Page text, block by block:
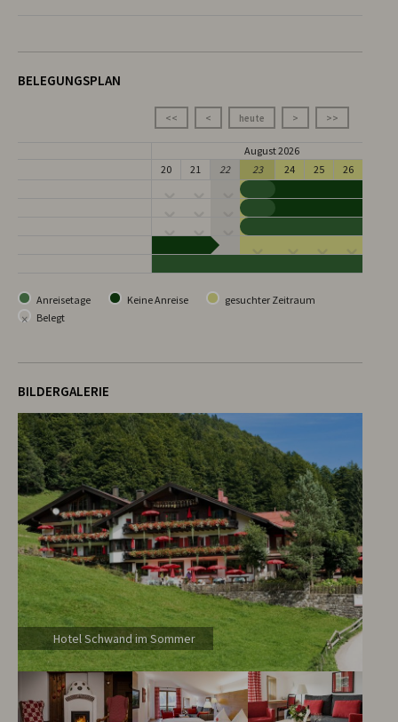
BELEGUNGSPLAN
<< < heute > >>
August 2026
20
21 22 23 24 25 26
Anreisetage Keine Anreise gesuchter Zeitraum
× Belegt
BILDERGALERIE
Hotel Schwand im Sommer